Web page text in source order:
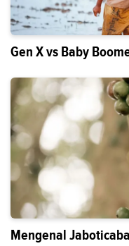
Gen X vs Baby
Mengenal